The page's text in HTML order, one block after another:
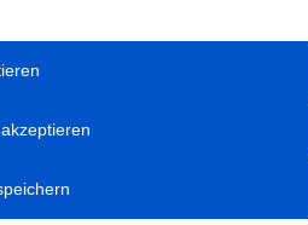
allen Unterstützern
zu machen.
und insbesondere bei
kann.
Diese Cookies und Dienste erfordern